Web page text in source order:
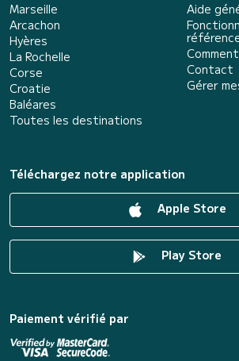
Marseille
Arcachon
Hyères
La Rochelle
Corse
Croatie
Baléares
Toutes les destinations
Aide
Contact
Gérer
Téléchargez notre application
Apple Store
Play Store
Paiement vérifié par